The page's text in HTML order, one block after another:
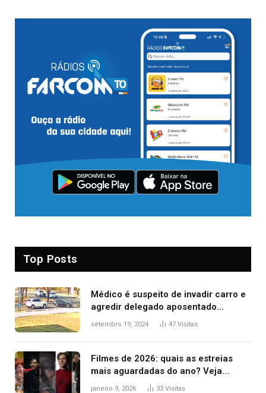
Top Posts
Médico é suspeito de invadir carro e
agredir delegado aposentado
durante confusão no trânsito
setembro 19, 2024 47 Visitas
Filmes de 2026: quais as estreias
mais aguardadas do ano? Veja
principais lançamentos do cinema
janeiro 9, 2026 33 Visitas